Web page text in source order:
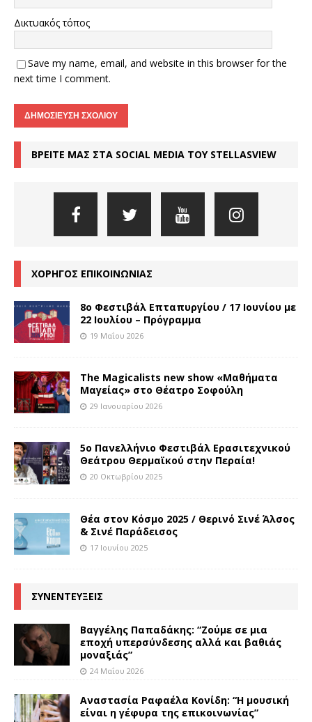
Δικτυακός τόπος
Save my name, email, and website in this browser for the
next time I comment.
ΒΡΕΙΤΕ ΜΑΣ ΣΤΑ SOCIAL MEDIA ΤΟΥ STELLASVIEW
ΧΟΡΗΓΟΣ ΕΠΙΚΟΙΝΩΝΙΑΣ
8o Φεστιβάλ Επταπυργίου / 17 Ιουνίου με
22 Ιουλίου – Πρόγραμμα
19 Μαΐου 2026
The Magicalists new show «Μαθήματα
Μαγείας» στο Θέατρο Σοφούλη
29 Ιανουαρίου 2026
5ο Πανελλήνιο Φεστιβάλ Ερασιτεχνικού
Θεάτρου Θερμαϊκού στην Περαία!
20 Οκτωβρίου 2025
Θέα στον Κόσμο 2025 / Θερινό Σινέ Άλσος
& Σινέ Παράδεισος
17 Ιουνίου 2025
ΣΥΝΕΝΤΕΥΞΕΙΣ
Βαγγέλης Παπαδάκης: “Ζούμε σε μια
εποχή υπερσύνδεσης αλλά και βαθιάς
μοναξιάς”
24 Μαΐου 2026
Αναστασία Ραφαέλα Κονίδη: “Η μουσική
είναι η γέφυρα της επικοινωνίας”